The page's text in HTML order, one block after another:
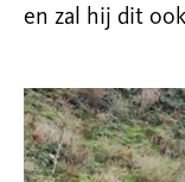
en zal hij dit